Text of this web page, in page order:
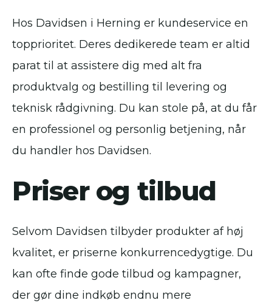
Hos Davidsen i Herning er kundeservice en
topprioritet. Deres dedikerede team er altid
parat til at assistere dig med alt fra
produktvalg og bestilling til levering og
teknisk rådgivning. Du kan stole på, at du får
en professionel og personlig betjening, når
du handler hos Davidsen.
Priser og tilbud
Selvom Davidsen tilbyder produkter af høj
kvalitet, er priserne konkurrencedygtige. Du
kan ofte finde gode tilbud og kampagner,
der gør dine indkøb endnu mere